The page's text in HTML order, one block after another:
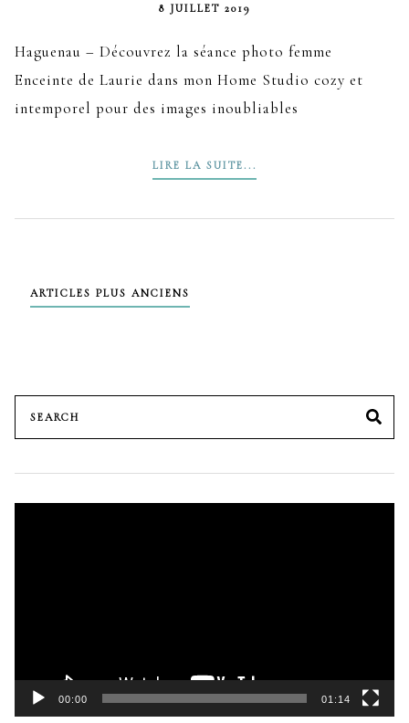
8 JUILLET 2019
Haguenau – Découvrez la séance photo femme
Enceinte de Laurie dans mon Home Studio cozy et
intemporel pour des images inoubliables
LIRE LA SUITE...
Navigation
ARTICLES PLUS ANCIENS
Search
for:
00:00 01:14